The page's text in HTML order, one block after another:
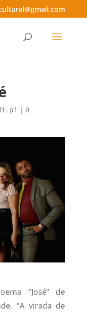
, p1 | 0
“José” de
“A virada de